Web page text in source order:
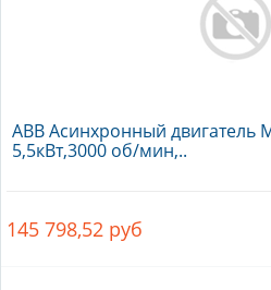
ABB Асинхронный двигатель
5,5кВт,3000 об/мин,..
145 798,52 руб